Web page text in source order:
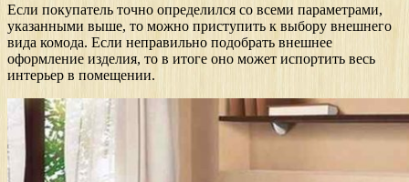
Если покупатель точно определился со всеми параметрами,
указанными выше, то можно приступить к выбору внешнего
вида комода. Если неправильно подобрать внешнее
оформление изделия, то в итоге оно может испортить весь
интерьер в помещении.